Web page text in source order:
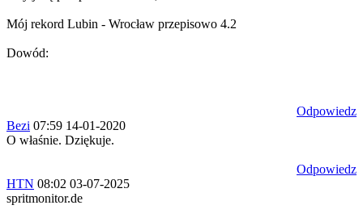
Mój rekord Lubin - Wrocław przepisowo 4.2
Dowód:
Odpowiedz
Bezi 07:59 14-01-2020
O właśnie. Dziękuje.
Odpowiedz
HTN 08:02 03-07-2025
spritmonitor.de